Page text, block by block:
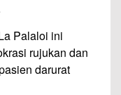
Palaloi ini
rujukan dan
darurat